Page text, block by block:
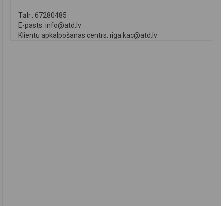
Tālr.: 67280485
E-pasts: info@atd.lv
Klientu apkalpošanas centrs: riga.kac@atd.lv